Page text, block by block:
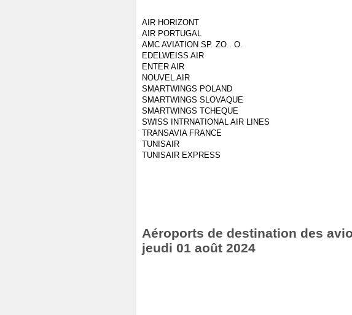
AIR HORIZONT
AIR PORTUGAL
AMC AVIATION SP. ZO . O.
EDELWEISS AIR
ENTER AIR
NOUVEL AIR
SMARTWINGS POLAND
SMARTWINGS SLOVAQUE
SMARTWINGS TCHEQUE
SWISS INTRNATIONAL AIR LINES
TRANSAVIA FRANCE
TUNISAIR
TUNISAIR EXPRESS
Aéroports de destination des
jeudi 01 août 2024